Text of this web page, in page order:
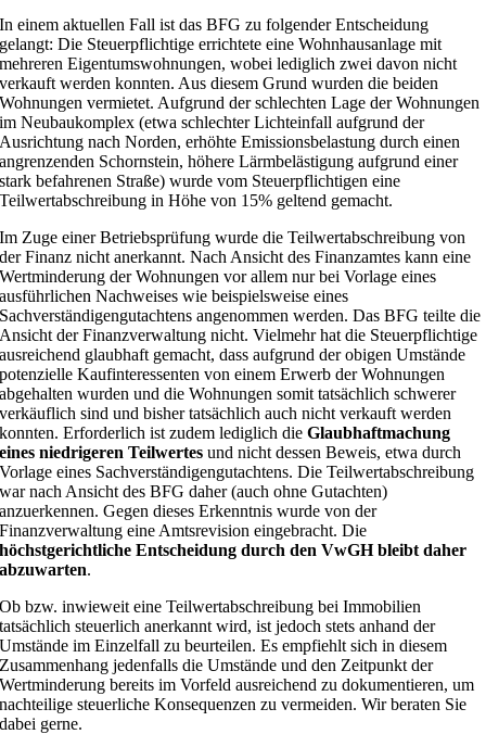
In einem aktuellen Fall ist das BFG zu folgender Entscheidung
gelangt: Die Steuerpflichtige errichtete eine Wohnhausanlage mit
mehreren Eigentumswohnungen, wobei lediglich zwei davon nicht
verkauft werden konnten. Aus diesem Grund wurden die beiden
Wohnungen vermietet. Aufgrund der schlechten Lage der Wohnungen
im Neubaukomplex (etwa schlechter Lichteinfall aufgrund der
Ausrichtung nach Norden, erhöhte Emissionsbelastung durch einen
angrenzenden Schornstein, höhere Lärmbelästigung aufgrund einer
stark befahrenen Straße) wurde vom Steuerpflichtigen eine
Teilwertabschreibung in Höhe von 15% geltend gemacht.
Im Zuge einer Betriebsprüfung wurde die Teilwertabschreibung von
der Finanz nicht anerkannt. Nach Ansicht des Finanzamtes kann eine
Wertminderung der Wohnungen vor allem nur bei Vorlage eines
ausführlichen Nachweises wie beispielsweise eines
Sachverständigengutachtens angenommen werden. Das BFG teilte die
Ansicht der Finanzverwaltung nicht. Vielmehr hat die Steuerpflichtige
ausreichend glaubhaft gemacht, dass aufgrund der obigen Umstände
potenzielle Kaufinteressenten von einem Erwerb der Wohnungen
abgehalten wurden und die Wohnungen somit tatsächlich schwerer
verkäuflich sind und bisher tatsächlich auch nicht verkauft werden
konnten. Erforderlich ist zudem lediglich dieGlaubhaftmachung
eines niedrigeren Teilwertes und nicht dessen Beweis, etwa durch
Vorlage eines Sachverständigengutachtens. Die Teilwertabschreibung
war nach Ansicht des BFG daher (auch ohne Gutachten)
anzuerkennen. Gegen dieses Erkenntnis wurde von der
Finanzverwaltung eine Amtsrevision eingebracht. Die
höchstgerichtliche Entscheidung durch den VwGH bleibt daher
abzuwarten.
Ob bzw. inwieweit eine Teilwertabschreibung bei Immobilien
tatsächlich steuerlich anerkannt wird, ist jedoch stets anhand der
Umstände im Einzelfall zu beurteilen. Es empfiehlt sich in diesem
Zusammenhang jedenfalls die Umstände und den Zeitpunkt der
Wertminderung bereits im Vorfeld ausreichend zu dokumentieren, um
nachteilige steuerliche Konsequenzen zu vermeiden. Wir beraten Sie
dabei gerne.